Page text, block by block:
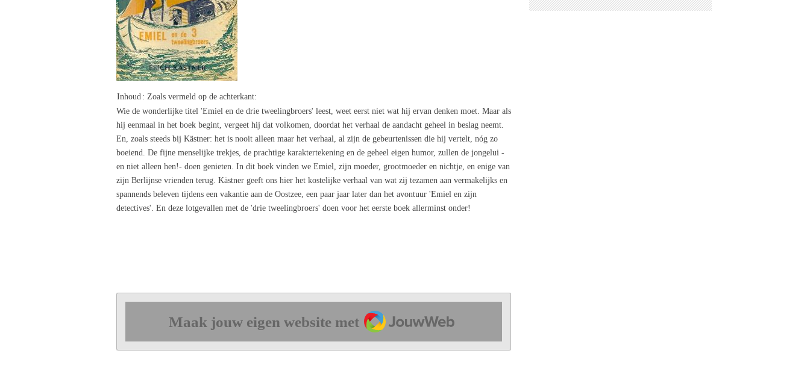
Inhoud : Zoals vermeld op de achterkant:
Wie de wonderlijke titel 'Emiel en de drie tweelingbroers' leest, weet eerst niet wat hij ervan denken moet. Maar als
hij eenmaal in het boek begint, vergeet hij dat volkomen, doordat het verhaal de aandacht geheel in beslag neemt.
En, zoals steeds bij Kästner: het is nooit alleen maar het verhaal, al zijn de gebeurtenissen die hij vertelt, nóg zo
boeiend. De fijne menselijke trekjes, de prachtige karaktertekening en de geheel eigen humor, zullen de jongelui -
en niet alleen hen!- doen genieten. In dit boek vinden we Emiel, zijn moeder, grootmoeder en nichtje, en enige van
zijn Berlijnse vrienden terug. Kästner geeft ons hier het kostelijke verhaal van wat zij tezamen aan vermakelijks en
spannends beleven tijdens een vakantie aan de Oostzee, een paar jaar later dan het avontuur 'Emiel en zijn
detectives'. En deze lotgevallen met de 'drie tweelingbroers' doen voor het eerste boek allerminst onder!
Maak jouw eigen website met JouwWeb